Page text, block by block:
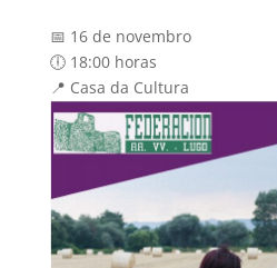
📅 16 de novembro
🕕 18:00 horas
📍 Casa da Cultura